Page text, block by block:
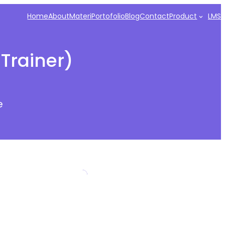
HomeAboutMateriPortofolioBlogContactProduct LMS